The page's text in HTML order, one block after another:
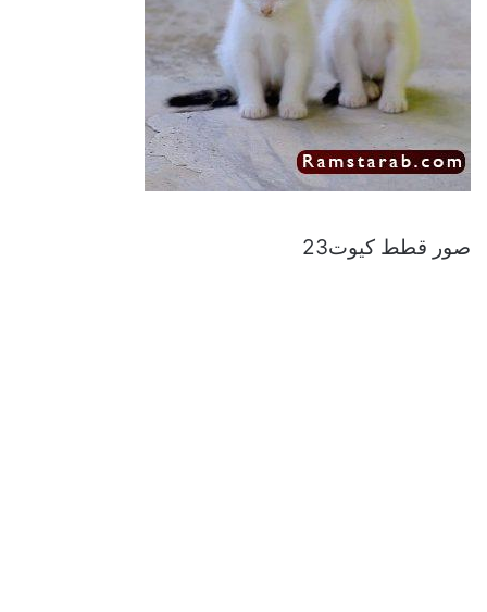
صور قطط كيوت23